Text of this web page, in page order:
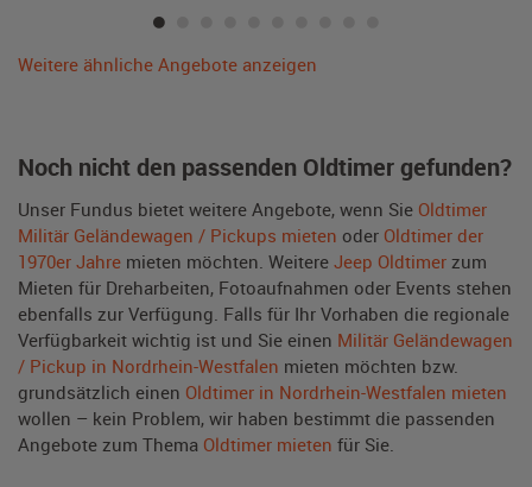
Weitere ähnliche Angebote anzeigen
Noch nicht den passenden Oldtimer gefunden?
Unser Fundus bietet weitere Angebote, wenn Sie Oldtimer
Militär Geländewagen / Pickups mieten oder Oldtimer der
1970er Jahre mieten möchten. Weitere Jeep Oldtimer zum
Mieten für Dreharbeiten, Fotoaufnahmen oder Events stehen
ebenfalls zur Verfügung. Falls für Ihr Vorhaben die regionale
Verfügbarkeit wichtig ist und Sie einen Militär Geländewagen
/ Pickup in Nordrhein-Westfalen mieten möchten bzw.
grundsätzlich einen Oldtimer in Nordrhein-Westfalen mieten
wollen – kein Problem, wir haben bestimmt die passenden
Angebote zum Thema Oldtimer mieten für Sie.